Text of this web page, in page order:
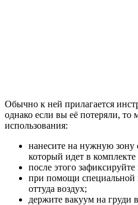
Обычно к ней прилагается
однако если вы её потеряли,
использования:
нанесите на нужную зону
который идет в комплекте
после этого
при помощи специальной
оттуда воздух;
держите вакуум на груди